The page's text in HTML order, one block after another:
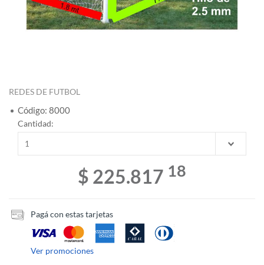
REDES DE FUTBOL
Código: 8000
Cantidad:
$ 225.817 18
Pagá con estas tarjetas
Ver promociones